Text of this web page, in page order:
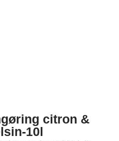
citron &
10l